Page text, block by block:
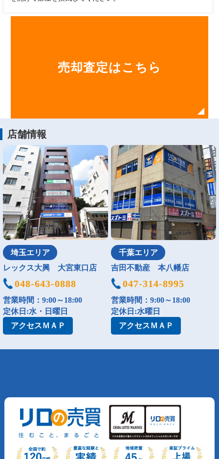
売却査定はこちら
店舗情報
埼玉エリア
レックス大興 大宮東口店
048-643-0888
営業時間：9:00～18:00
定休日:水・日曜日
アクセスＭＡＰ
千葉エリア
吉田不動産 本八幡店
047-314-8995
営業時間：9:00～18:00
定休日:水曜日
アクセスＭＡＰ